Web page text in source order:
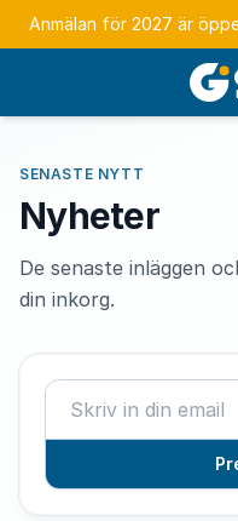
Anmälan för 2027 är
SENASTE NYTT
Nyheter
De senaste inläggen
din inkorg.